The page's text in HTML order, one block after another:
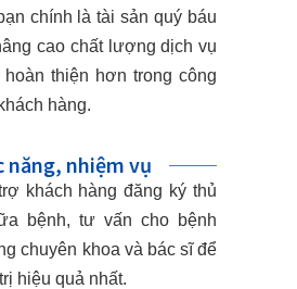
chính là tài sản quý báu
cao chất lượng dịch vụ
thiện hơn trong công
hàng.
năng, nhiệm vụ
khách hàng đăng ký thủ
bệnh, tư vấn cho bệnh
chuyên khoa và bác sĩ để
hiệu quả nhất.